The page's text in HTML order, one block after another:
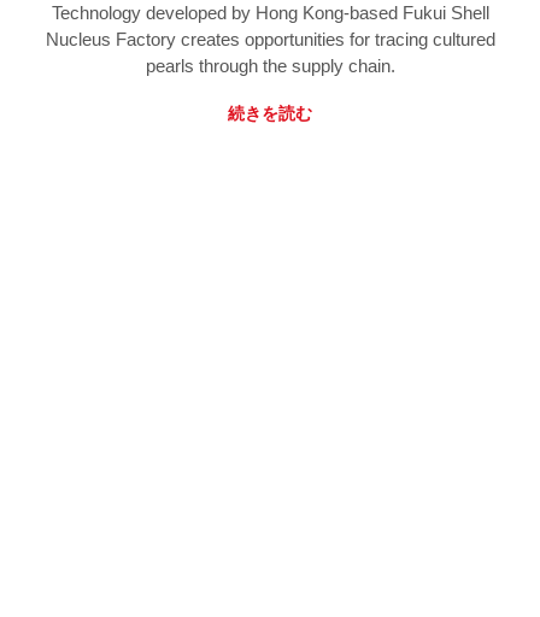
Technology developed by Hong Kong-based Fukui Shell
Nucleus Factory creates opportunities for tracing cultured
pearls through the supply chain.
続きを読む